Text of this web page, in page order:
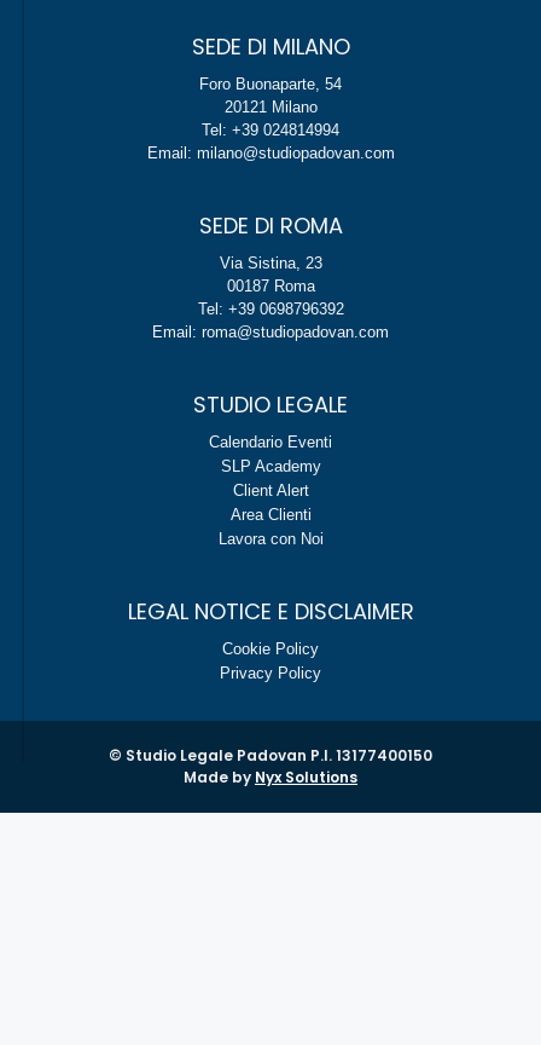
SEDE DI MILANO
Foro Buonaparte, 54
20121 Milano
Tel: +39 024814994
Email: milano@studiopadovan.com
SEDE DI ROMA
Via Sistina, 23
00187 Roma
Tel: +39 0698796392
Email: roma@studiopadovan.com
STUDIO LEGALE
Calendario Eventi
SLP Academy
Client Alert
Area Clienti
Lavora con Noi
LEGAL NOTICE E DISCLAIMER
Cookie Policy
Privacy Policy
© Studio Legale Padovan P.I. 13177400150
Made by Nyx Solutions